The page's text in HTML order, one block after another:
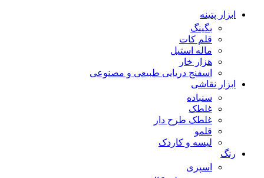
ابزار پتینه
بگینگ
قلم کات
ماله استیل
هزار خار
اسفنج دریایی طبیعی و مصنوعی
ابزار نقاشی
سنباده
غلطک
غلطک طرح دار
قلمو
لیسه و کاردک
رنگ
اسپری